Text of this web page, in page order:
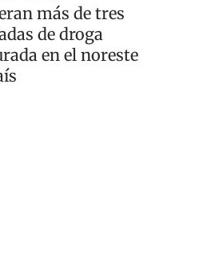
más de tres
de droga
en el noreste